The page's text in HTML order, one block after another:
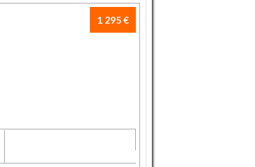
1 295 €